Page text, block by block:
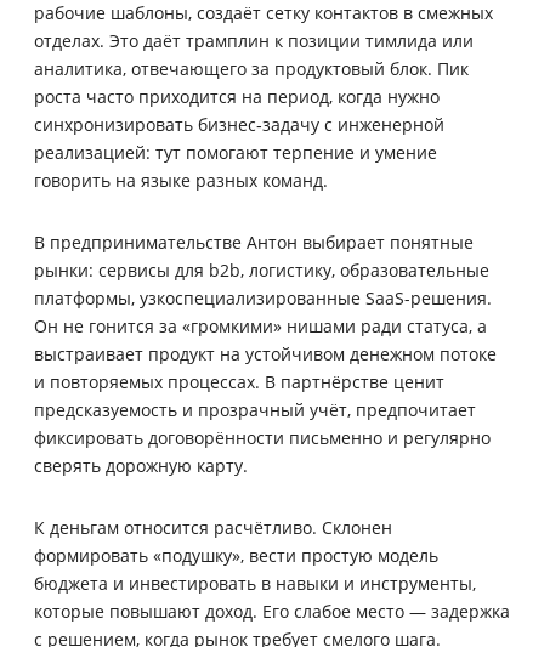
рабочие шаблоны, создаёт сетку контактов в смежных
отделах. Это даёт трамплин к позиции тимлида или
аналитика, отвечающего за продуктовый блок. Пик
роста часто приходится на период, когда нужно
синхронизировать бизнес‑задачу с инженерной
реализацией: тут помогают терпение и умение
говорить на языке разных команд.
В предпринимательстве Антон выбирает понятные
рынки: сервисы для b2b, логистику, образовательные
платформы, узкоспециализированные SaaS-решения.
Он не гонится за «громкими» нишами ради статуса, а
выстраивает продукт на устойчивом денежном потоке
и повторяемых процессах. В партнёрстве ценит
предсказуемость и прозрачный учёт, предпочитает
фиксировать договорённости письменно и регулярно
сверять дорожную карту.
К деньгам относится расчётливо. Склонен
формировать «подушку», вести простую модель
бюджета и инвестировать в навыки и инструменты,
которые повышают доход. Его слабое место — задержка
с решением, когда рынок требует смелого шага.